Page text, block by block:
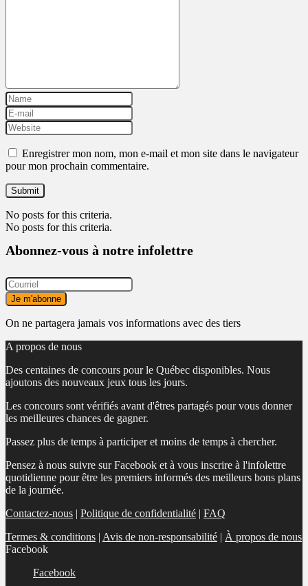
Enregistrer mon nom, mon e-mail et mon site dans le navigateur
pour mon prochain commentaire.
No posts for this criteria.
No posts for this criteria.
Abonnez-vous à notre infolettre
On ne partagera jamais vos informations avec des tiers
A propos de nous
Des centaines de concours pour le Québec disponibles. Nous
ajoutons des nouveaux jeux tous les jours.
Les concours sont vérifiés avant d'êtres partagés pour vous donner
les meilleures chances de gagner.
Passez plus de temps à participer et moins de temps à chercher.
Pensez à nous suivre sur Facebook et à vous inscrire à l'infolettre
quotidienne pour être les premiers informés des meilleurs bons plans
de la journée.
Contactez-nous | Politique de confidentialité | FAQ
Termes & conditions | Avis de non-responsabilité | À propos de nous
Facebook
Facebook